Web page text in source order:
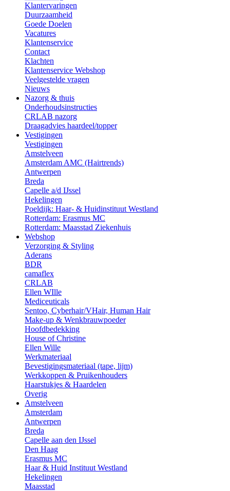
Klantervaringen
Duurzaamheid
Goede Doelen
Vacatures
Klantenservice
Contact
Klachten
Klantenservice Webshop
Veelgestelde vragen
Nieuws
Nazorg & thuis
Onderhoudsinstructies
CRLAB nazorg
Draagadvies haardeel/topper
Vestigingen
Vestigingen
Amstelveen
Amsterdam AMC (Hairtrends)
Antwerpen
Breda
Capelle a/d IJssel
Hekelingen
Poeldijk: Haar- & Huidinstituut Westland
Rotterdam: Erasmus MC
Rotterdam: Maasstad Ziekenhuis
Webshop
Verzorging & Styling
Aderans
BDR
camaflex
CRLAB
Ellen WIlle
Mediceuticals
Sentoo, Cyberhair/VHair, Human Hair
Make-up & Wenkbrauwpoeder
Hoofdbedekking
House of Christine
Ellen Wille
Werkmateriaal
Bevestigingsmateriaal (tape, lijm)
Werkkoppen & Pruikenhouders
Haarstukjes & Haardelen
Overig
Amstelveen
Amsterdam
Antwerpen
Breda
Capelle aan den IJssel
Den Haag
Erasmus MC
Haar & Huid Instituut Westland
Hekelingen
Maasstad